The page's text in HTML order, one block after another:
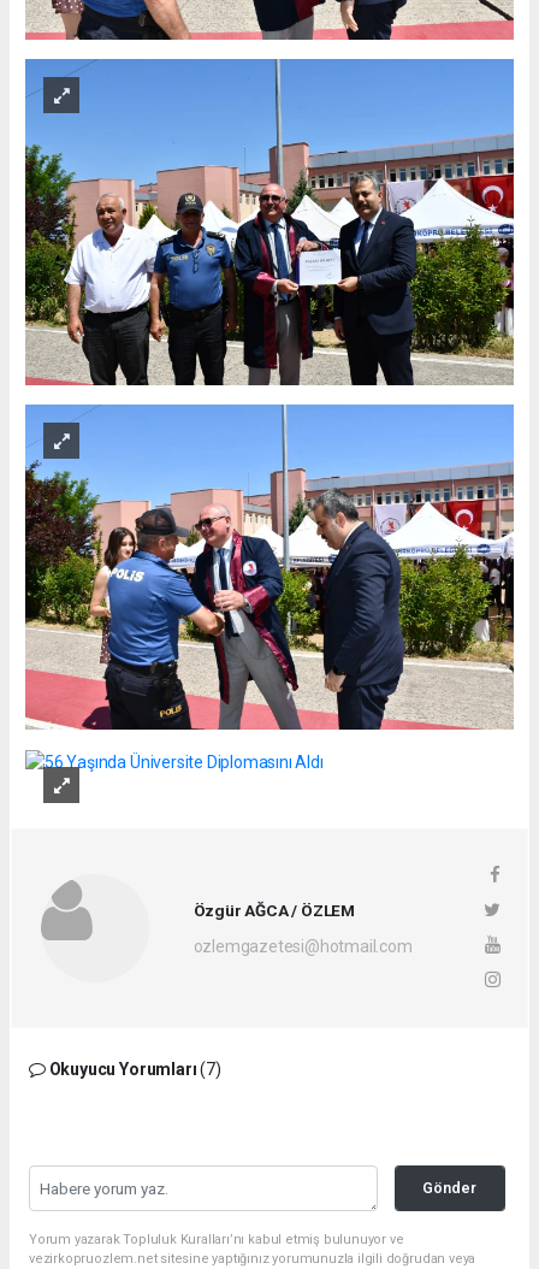
Özgür AĞCA / ÖZLEM
ozlemgazetesi@hotmail.com
Okuyucu Yorumları(7)
Gönder
Yorum yazarak Topluluk Kuralları’nı kabul etmiş bulunuyor ve
vezirkopruozlem.net sitesine yaptığınız yorumunuzla ilgili doğrudan veya